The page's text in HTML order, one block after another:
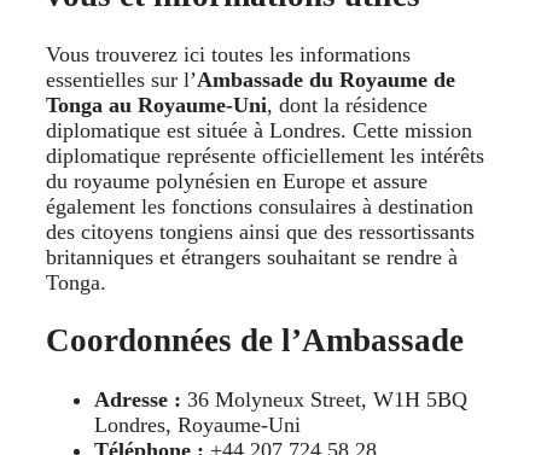
Vous trouverez ici toutes les informations
essentielles sur l’Ambassade du Royaume de
Tonga au Royaume-Uni, dont la résidence
diplomatique est située à Londres. Cette mission
diplomatique représente officiellement les intérêts
du royaume polynésien en Europe et assure
également les fonctions consulaires à destination
des citoyens tongiens ainsi que des ressortissants
britanniques et étrangers souhaitant se rendre à
Tonga.
Coordonnées de l’Ambassade
Adresse : 36 Molyneux Street, W1H 5BQ
Londres, Royaume-Uni
Téléphone : +44 207 724 58 28